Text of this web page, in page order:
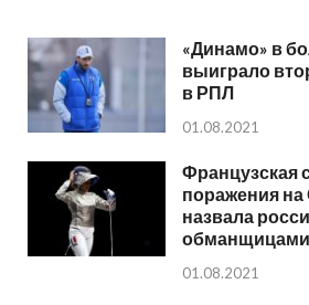
«Динамо» в
выиграло
в РПЛ
01.08.2021
Французская
поражения
назвала
обманщицами
01.08.2021